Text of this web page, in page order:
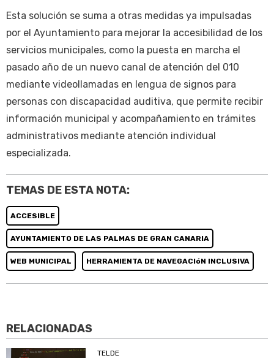
Esta solución se suma a otras medidas ya impulsadas
por el Ayuntamiento para mejorar la accesibilidad de los
servicios municipales, como la puesta en marcha el
pasado año de un nuevo canal de atención del 010
mediante videollamadas en lengua de signos para
personas con discapacidad auditiva, que permite recibir
información municipal y acompañamiento en trámites
administrativos mediante atención individual
especializada.
TEMAS DE ESTA NOTA:
ACCESIBLE
AYUNTAMIENTO DE LAS PALMAS DE GRAN CANARIA
WEB MUNICIPAL HERRAMIENTA DE NAVEGACIóN INCLUSIVA
RELACIONADAS
TELDE